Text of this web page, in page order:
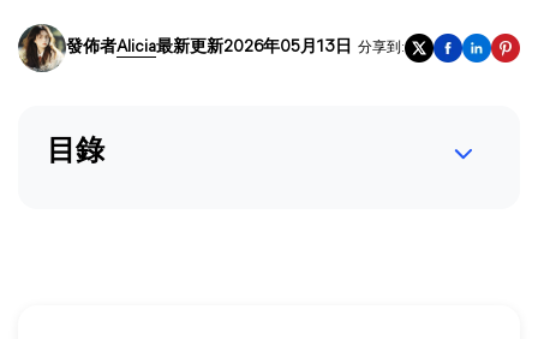
發佈者Alicia最新更新2026年05月13日 分享到:
目錄